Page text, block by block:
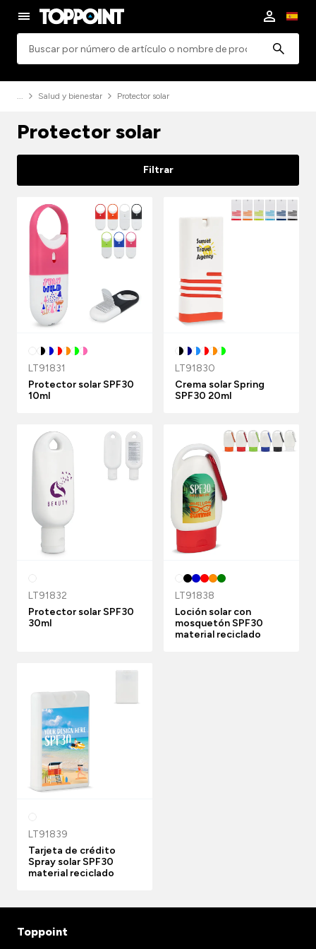
Salud y bienestar Protector solar
Protector solar
Filtrar
LT91831
Protector solar SPF30
10ml
LT91830
Crema solar Spring
SPF30 20ml
LT91832
Protector solar SPF30
30ml
LT91838
Loción solar con
mosquetón SPF30
material reciclado
LT91839
Tarjeta de crédito
Spray solar SPF30
material reciclado
Toppoint